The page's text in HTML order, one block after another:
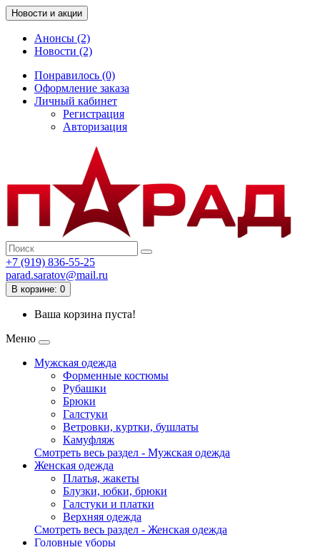
Новости и акции
Анонсы (2)
Новости (2)
Понравилось (0)
Оформление заказа
Личный кабинет
Регистрация
Авторизация
+7 (919) 836-55-25
parad.saratov@mail.ru
В корзине: 0
Ваша корзина пуста!
Меню
Мужская одежда
Форменные костюмы
Рубашки
Брюки
Галстуки
Ветровки, куртки, бушлаты
Камуфляж
Смотреть весь раздел - Мужская одежда
Женская одежда
Платья, жакеты
Блузки, юбки, брюки
Галстуки и платки
Верхняя одежда
Смотреть весь раздел - Женская одежда
Головные уборы